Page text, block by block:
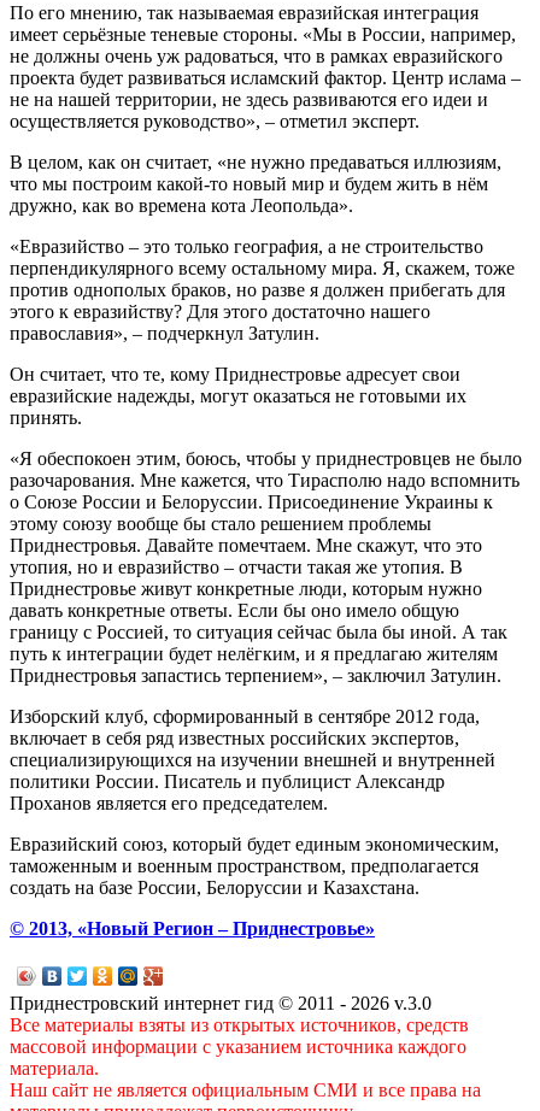
По его мнению, так называемая евразийская интеграция
имеет серьёзные теневые стороны. «Мы в России, например,
не должны очень уж радоваться, что в рамках евразийского
проекта будет развиваться исламский фактор. Центр ислама –
не на нашей территории, не здесь развиваются его идеи и
осуществляется руководство», – отметил эксперт.
В целом, как он считает, «не нужно предаваться иллюзиям,
что мы построим какой-то новый мир и будем жить в нём
дружно, как во времена кота Леопольда».
«Евразийство – это только география, а не строительство
перпендикулярного всему остальному мира. Я, скажем, тоже
против однополых браков, но разве я должен прибегать для
этого к евразийству? Для этого достаточно нашего
православия», – подчеркнул Затулин.
Он считает, что те, кому Приднестровье адресует свои
евразийские надежды, могут оказаться не готовыми их
принять.
«Я обеспокоен этим, боюсь, чтобы у приднестровцев не было
разочарования. Мне кажется, что Тирасполю надо вспомнить
о Союзе России и Белоруссии. Присоединение Украины к
этому союзу вообще бы стало решением проблемы
Приднестровья. Давайте помечтаем. Мне скажут, что это
утопия, но и евразийство – отчасти такая же утопия. В
Приднестровье живут конкретные люди, которым нужно
давать конкретные ответы. Если бы оно имело общую
границу с Россией, то ситуация сейчас была бы иной. А так
путь к интеграции будет нелёгким, и я предлагаю жителям
Приднестровья запастись терпением», – заключил Затулин.
Изборский клуб, сформированный в сентябре 2012 года,
включает в себя ряд известных российских экспертов,
специализирующихся на изучении внешней и внутренней
политики России. Писатель и публицист Александр
Проханов является его председателем.
Евразийский союз, который будет единым экономическим,
таможенным и военным пространством, предполагается
создать на базе России, Белоруссии и Казахстана.
© 2013, «Новый Регион – Приднестровье»
Приднестровский интернет гид © 2011 - 2026 v.3.0
Все материалы взяты из открытых источников, средств
массовой информации с указанием источника каждого
материала.
Наш сайт не является официальным СМИ и все права на